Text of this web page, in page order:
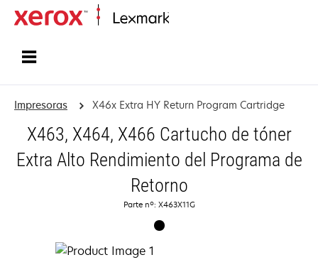
Impresoras X46x Extra HY Return Program Cartridge
X463, X464, X466 Cartucho de tóner
Extra Alto Rendimiento del Programa de
Retorno
Parte nº: X463X11G